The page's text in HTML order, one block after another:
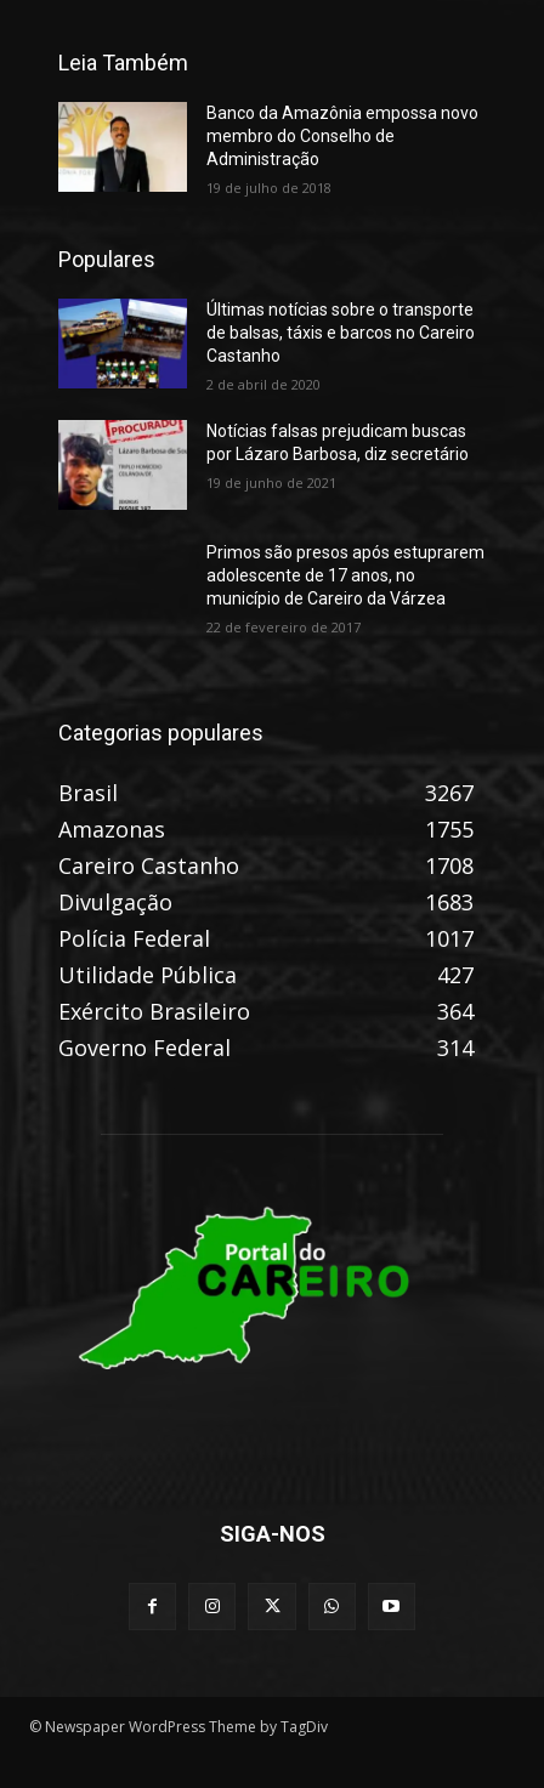
Leia Também
Banco da Amazônia empossa novo
membro do Conselho de
Administração
19 de julho de 2018
Populares
Últimas notícias sobre o transporte
de balsas, táxis e barcos no Careiro
Castanho
2 de abril de 2020
Notícias falsas prejudicam buscas
por Lázaro Barbosa, diz secretário
19 de junho de 2021
Primos são presos após estuprarem
adolescente de 17 anos, no
município de Careiro da Várzea
22 de fevereiro de 2017
Categorias populares
Brasil
3267
Amazonas
1755
Careiro Castanho
1708
Divulgação
1683
Polícia Federal
1017
Utilidade Pública
427
Exército Brasileiro
364
Governo Federal
314
SIGA-NOS
© Newspaper WordPress Theme by TagDiv